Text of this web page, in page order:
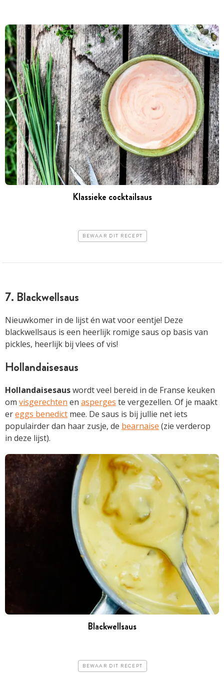
Klassieke cocktailsaus
BEWAAR DIT RECEPT
7. Blackwellsaus
Nieuwkomer in de lijst én wat voor eentje! Deze
blackwellsaus is een heerlijk romige saus op basis van
pickles, heerlijk bij vlees of vis!
Hollandaisesaus
Hollandaisesauswordt veel bereid in de Franse keuken
om visgerechten en asperges te vergezellen. Of je maakt
ereggs benedict mee. De saus is bij jullie net iets
populairder dan haar zusje, de bearnaise (zie verderop
in deze lijst).
Blackwellsaus
BEWAAR DIT RECEPT